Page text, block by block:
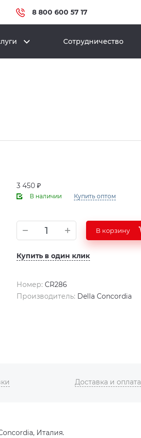
8 800 600 57 17
Сотрудничество
3 450 ₽
В наличии Купить оптом
В корзину
Купить в один клик
Номер: CR286
Производитель: Della Concordia
Доставка и оплата
Италия.